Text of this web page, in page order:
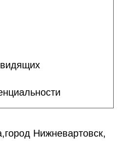
Нижневартовск,